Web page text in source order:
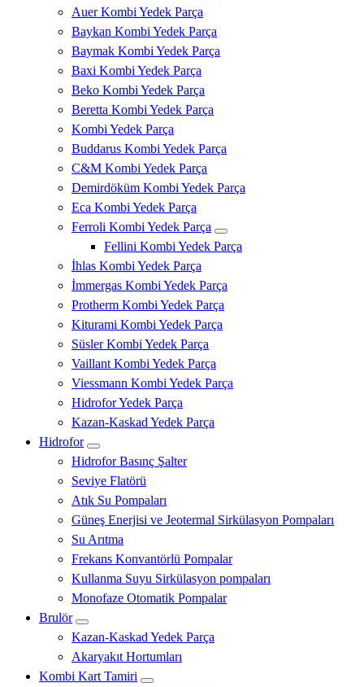
Auer Kombi Yedek Parça
Baykan Kombi Yedek Parça
Baymak Kombi Yedek Parça
Baxi Kombi Yedek Parça
Beko Kombi Yedek Parça
Beretta Kombi Yedek Parça
Kombi Yedek Parça
Buddarus Kombi Yedek Parça
C&M Kombi Yedek Parça
Demirdöküm Kombi Yedek Parça
Eca Kombi Yedek Parça
Ferroli Kombi Yedek Parça
Fellini Kombi Yedek Parça
İhlas Kombi Yedek Parça
İmmergas Kombi Yedek Parça
Protherm Kombi Yedek Parça
Kiturami Kombi Yedek Parça
Süsler Kombi Yedek Parça
Vaillant Kombi Yedek Parça
Viessmann Kombi Yedek Parça
Hidrofor Yedek Parça
Kazan-Kaskad Yedek Parça
Hidrofor
Hidrofor Basınç Şalter
Seviye Flatörü
Atık Su Pompaları
Güneş Enerjisi ve Jeotermal Sirkülasyon Pompaları
Su Arıtma
Frekans Konvantörlü Pompalar
Kullanma Suyu Sirkülasyon pompaları
Monofaze Otomatik Pompalar
Brulör
Kazan-Kaskad Yedek Parça
Akaryakıt Hortumları
Kombi Kart Tamiri